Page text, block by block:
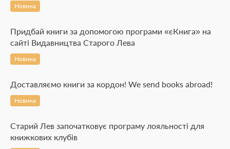
Новина
Придбай книги за допомогою програми «єКнига» на
сайті Видавництва Старого Лева
Новина
Доставляємо книги за кордон! We send books abroad!
Новина
Старий Лев започатковує програму лояльності для
книжкових клубів